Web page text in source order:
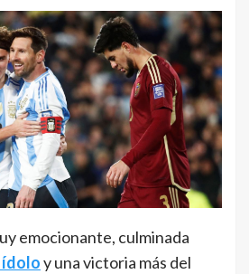
emocionante, culminada
ídoloy una victoria más del